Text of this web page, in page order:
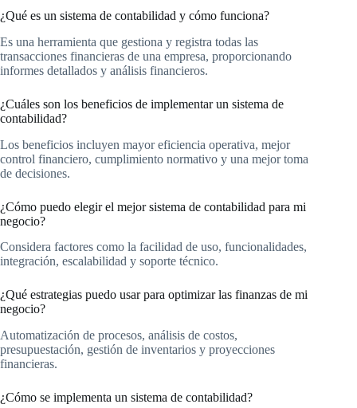
¿Qué es un sistema de contabilidad y cómo funciona?
Es una herramienta que gestiona y registra todas las
transacciones financieras de una empresa, proporcionando
informes detallados y análisis financieros.
¿Cuáles son los beneficios de implementar un sistema de
contabilidad?
Los beneficios incluyen mayor eficiencia operativa, mejor
control financiero, cumplimiento normativo y una mejor toma
de decisiones.
¿Cómo puedo elegir el mejor sistema de contabilidad para mi
negocio?
Considera factores como la facilidad de uso, funcionalidades,
integración, escalabilidad y soporte técnico.
¿Qué estrategias puedo usar para optimizar las finanzas de mi
negocio?
Automatización de procesos, análisis de costos,
presupuestación, gestión de inventarios y proyecciones
financieras.
¿Cómo se implementa un sistema de contabilidad?